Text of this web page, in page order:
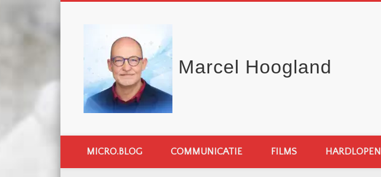
Marcel Hoogland
MICRO.BLOG COMMUNICATIE FILMS HARDLOPEN